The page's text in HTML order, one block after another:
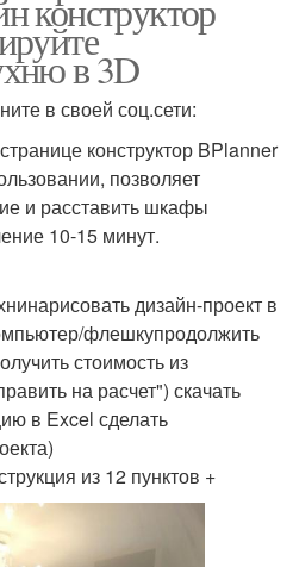
конструктор
в 3D
в своей соц.сети:
конструктор BPlanner
позволяет
и расставить шкафы
10-15 минут.
дизайн-проект в
флешкупродолжить
стоимость из
на расчет") скачать
в Excel сделать
из 12 пунктов +